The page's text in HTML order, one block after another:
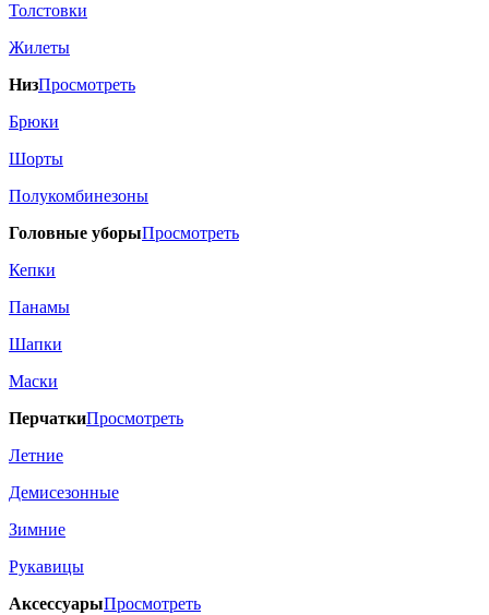
Толстовки
Жилеты
НизПросмотреть
Брюки
Шорты
Полукомбинезоны
Головные уборыПросмотреть
Кепки
Панамы
Шапки
Маски
ПерчаткиПросмотреть
Летние
Демисезонные
Зимние
Рукавицы
АксессуарыПросмотреть